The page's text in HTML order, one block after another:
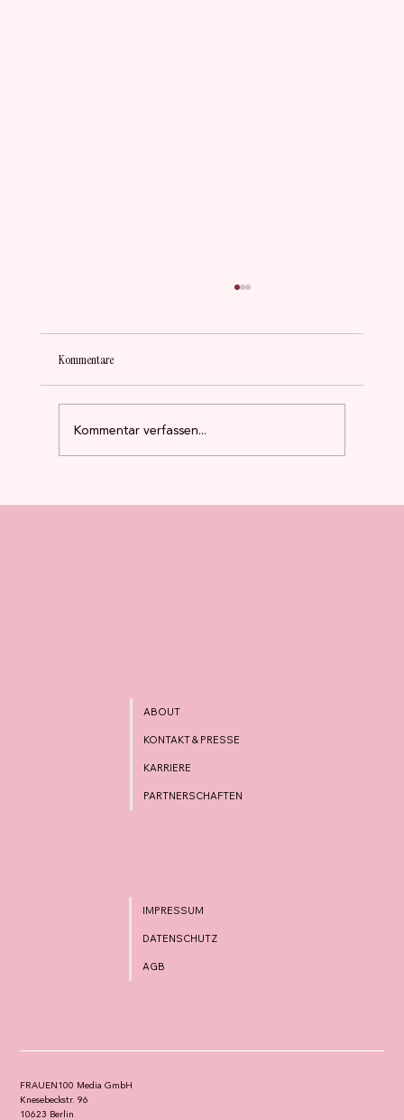
Kommentare
Kommentar verfassen...
FRAUEN100 Media GmbH
Knesebeckstr. 96
10623 Berlin
ABOUT
KONTAKT & PRESSE
KARRIERE
PARTNERSCHAFTEN
IMPRESSUM
DATENSCHUTZ
AGB